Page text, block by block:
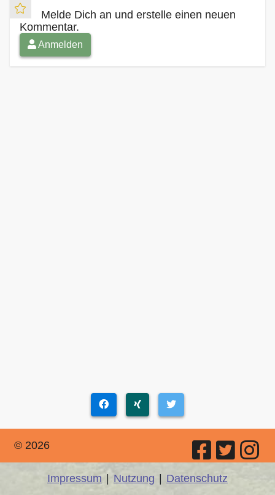
Melde Dich an und erstelle einen neuen
Kommentar.
Anmelden
© 2026
Impressum | Nutzung | Datenschutz